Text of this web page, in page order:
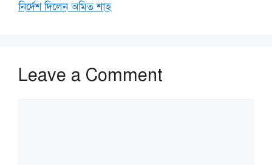
নির্দেশ দিলেন অমিত শাহ
Leave a Comment